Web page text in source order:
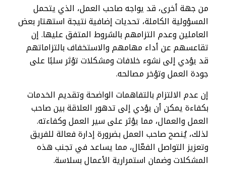
من جهة أخرى، قد يواجه صاحب العمل، الذي يتحمل
المسؤولية الكاملة، تحديات إضافية نتيجة استهتار بعض
العاملين وعدم التزامهم بالشروط المتفق عليها. إن
تقاعسهم عن أداء مهامهم والاستخفاف بالتزاماتهم
قد يؤدي إلى نشوء خلافات ومشكلات تؤثر سلبًا على
جودة العمل وتؤخر مصالحه.
إن عدم الالتزام بالتفاهمات الواضحة وتقديم الخدمات
بكفاءة يمكن أن يؤدي إلى تدهور العلاقة بين صاحب
العمل والعمال، مما يؤثر على سير العمل وكفاءته.
لذلك، يُنصح صاحب العمل بضرورة إدارة فعالة للفريق
وتعزيز التواصل الفعّال، مما يساعد في تجنب هذه
المشكلات وضمان استمرارية الأعمال بسلاسة.